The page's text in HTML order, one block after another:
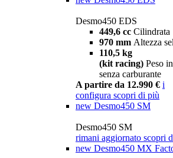
Desmo450 EDS
449,6 cc Cilindrata
970 mm Altezza
110,5 kg
(kit racing) Peso
senza carburante
A partire da 12.990 € i
configura scopri di più
new Desmo450 SM
Desmo450 SM
rimani aggiornato scopri
new Desmo450 MX